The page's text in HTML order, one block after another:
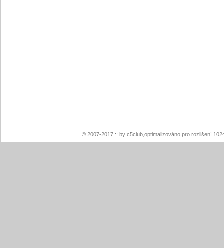
© 2007-2017 :: by c5club,optimalizováno pro rozlišení